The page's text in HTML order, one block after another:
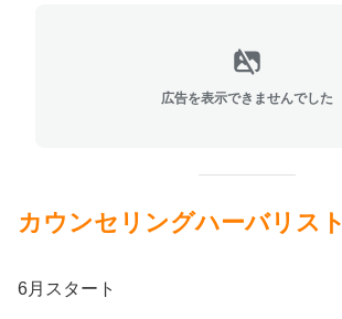
広告を表示できませんでした
カウンセリングハーバリスト
6月スタート